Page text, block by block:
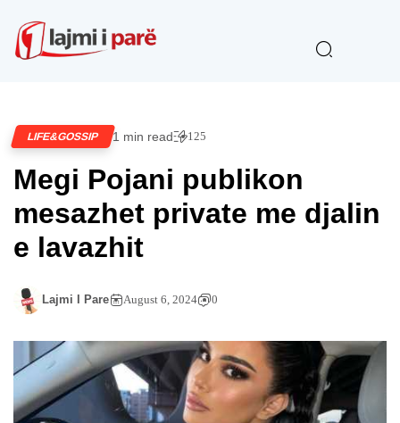
LIFE&GOSSIP 1 min read 125
Megi Pojani publikon
mesazhet private me djalin
e lavazhit
Lajmi I Pare August 6, 2024 0